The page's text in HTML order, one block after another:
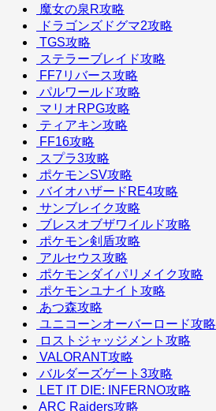
魔女の泉R攻略
ドラゴンズドグマ2攻略
TGS攻略
ステラーブレイド攻略
FF7リバース攻略
パルワールド攻略
マリオRPG攻略
ティアキン攻略
FF16攻略
スプラ3攻略
ポケモンSV攻略
バイオハザードRE4攻略
サンブレイク攻略
ブレスオブザワイルド攻略
ポケモン剣盾攻略
アルセウス攻略
ポケモンダイパリメイク攻略
ポケモンユナイト攻略
あつ森攻略
ユニコーンオーバーロード攻略
ロストジャッジメント攻略
VALORANT攻略
バルダーズゲート3攻略
LET IT DIE: INFERNO攻略
ARC Raiders攻略